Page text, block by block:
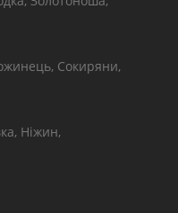
Сокиряни,
Ніжин,